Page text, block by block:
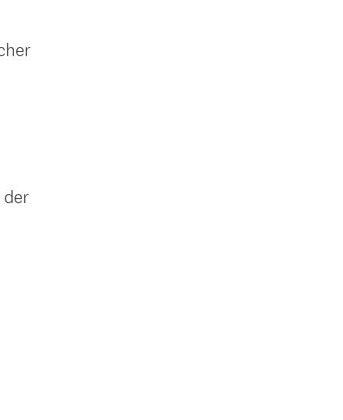
der